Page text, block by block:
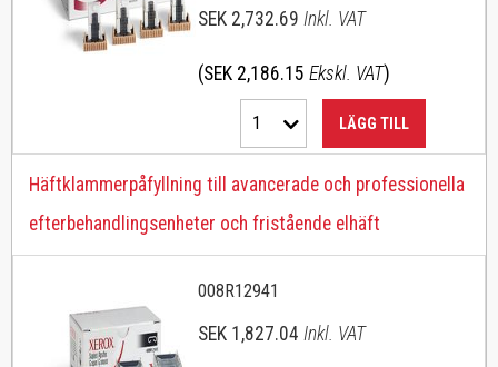
SEK 2,732.69 Inkl. VAT
(SEK 2,186.15 Ekskl. VAT)
1 LÄGG TILL
Häftklammerpåfyllning till avancerade och professionella
efterbehandlingsenheter och fristående elhäft
008R12941
SEK 1,827.04 Inkl. VAT